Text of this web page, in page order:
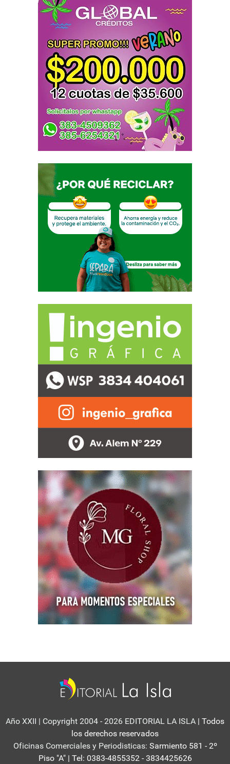
Año XXII | Copyright 2004 - 2026 EDITORIAL LA ISLA | Todos
los derechos reservados
Oficinas Comerciales y Periodisticas: Sarmiento 581 - 2º
Piso "A" | Tel: 0383-4855352 - 3834425626